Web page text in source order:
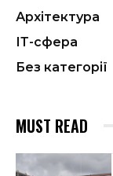
Архітектура
ІТ-сфера
Без категорії
MUST READ